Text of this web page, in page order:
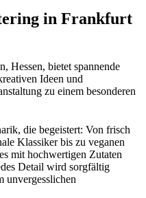
in Frankfurt
Hessen, bietet spannende
Ideen und
zu einem besonderen
die begeistert: Von frisch
Klassiker bis zu veganen
mit hochwertigen Zutaten
Detail wird sorgfältig
unvergesslichen